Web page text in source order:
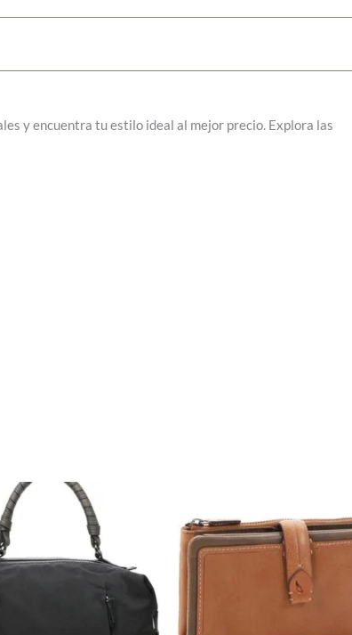
y encuentra tu estilo ideal al mejor precio. Explora las